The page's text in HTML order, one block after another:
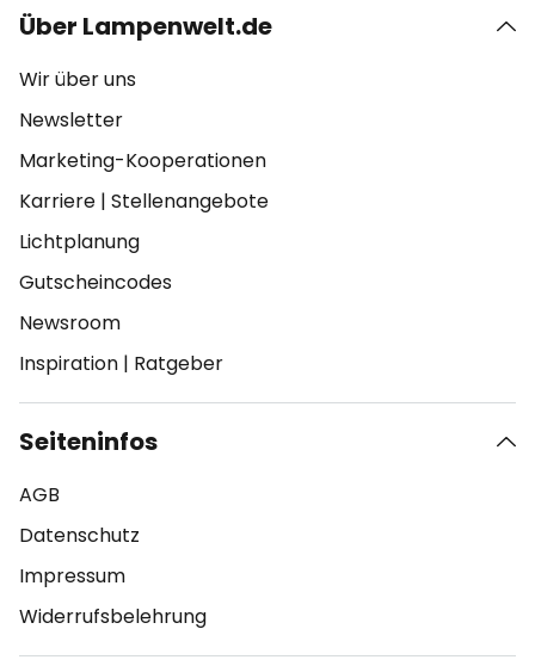
Über Lampenwelt.de
Wir über uns
Newsletter
Marketing-Kooperationen
Karriere | Stellenangebote
Lichtplanung
Gutscheincodes
Newsroom
Inspiration | Ratgeber
Seiteninfos
AGB
Datenschutz
Impressum
Widerrufsbelehrung